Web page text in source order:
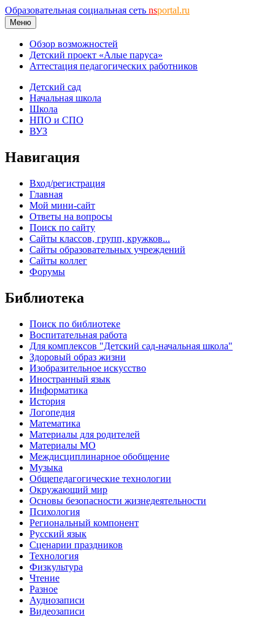
Образовательная социальная сеть nsportal.ru
Меню
Обзор возможностей
Детский проект «Алые паруса»
Аттестация педагогических работников
Детский сад
Начальная школа
Школа
НПО и СПО
ВУЗ
Навигация
Вход/регистрация
Главная
Мой мини-сайт
Ответы на вопросы
Поиск по сайту
Сайты классов, групп, кружков...
Сайты образовательных учреждений
Сайты коллег
Форумы
Библиотека
Поиск по библиотеке
Воспитательная работа
Для комплексов "Детский сад-начальная школа"
Здоровый образ жизни
Изобразительное искусство
Иностранный язык
Информатика
История
Логопедия
Математика
Материалы для родителей
Материалы МО
Междисциплинарное обобщение
Музыка
Общепедагогические технологии
Окружающий мир
Основы безопасности жизнедеятельности
Психология
Региональный компонент
Русский язык
Сценарии праздников
Технология
Физкультура
Чтение
Разное
Аудиозаписи
Видеозаписи